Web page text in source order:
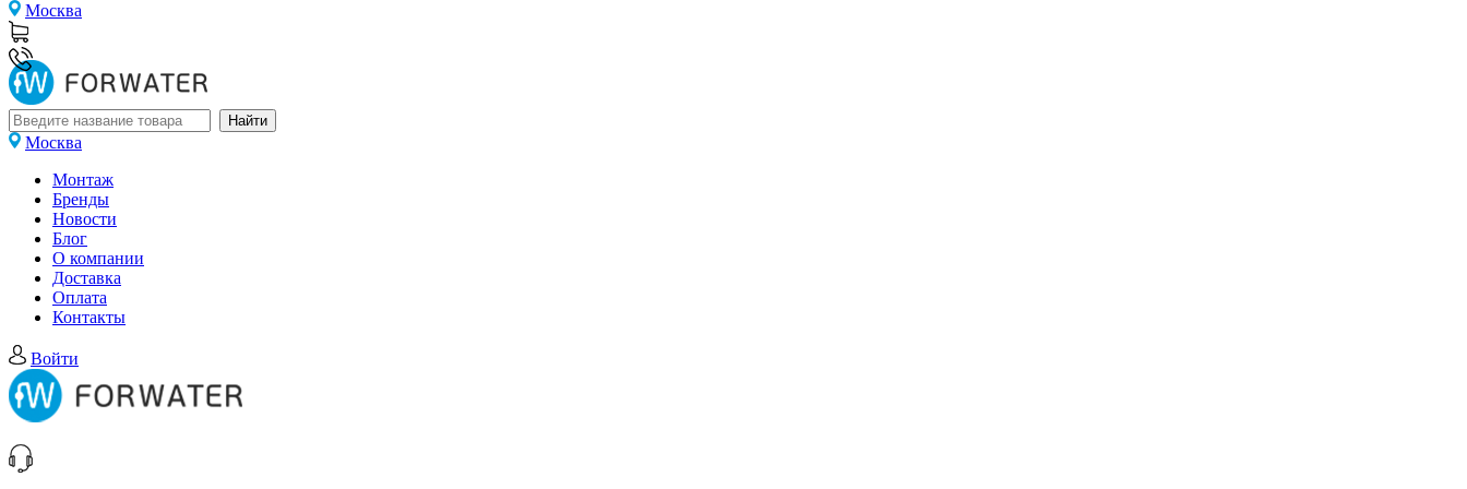
Москва
Москва
Монтаж
Бренды
Новости
Блог
О компании
Доставка
Оплата
Контакты
Войти